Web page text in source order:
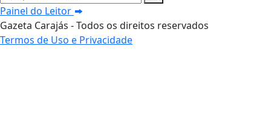
Painel do Leitor
Gazeta Carajás - Todos os direitos reservados
Termos de Uso e Privacidade